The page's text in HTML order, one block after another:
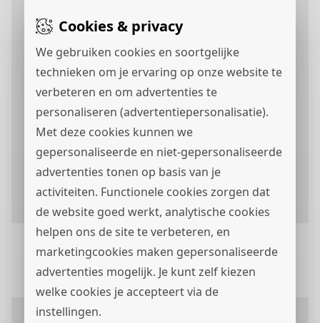
Cookies & privacy
We gebruiken cookies en soortgelijke
technieken om je ervaring op onze website te
verbeteren en om advertenties te
personaliseren (advertentiepersonalisatie).
Met deze cookies kunnen we
gepersonaliseerde en niet-gepersonaliseerde
advertenties tonen op basis van je
activiteiten. Functionele cookies zorgen dat
de website goed werkt, analytische cookies
helpen ons de site te verbeteren, en
marketingcookies maken gepersonaliseerde
advertenties mogelijk. Je kunt zelf kiezen
welke cookies je accepteert via de
instellingen.
Ik ga akkoord met hetprivacystatementen ik
wil berichten via
Verstuur je sollicitatieformulier